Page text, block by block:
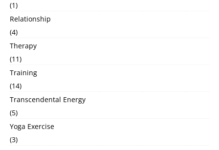
(1)
Relationship
(4)
Therapy
(11)
Training
(14)
Transcendental Energy
(5)
Yoga Exercise
(3)